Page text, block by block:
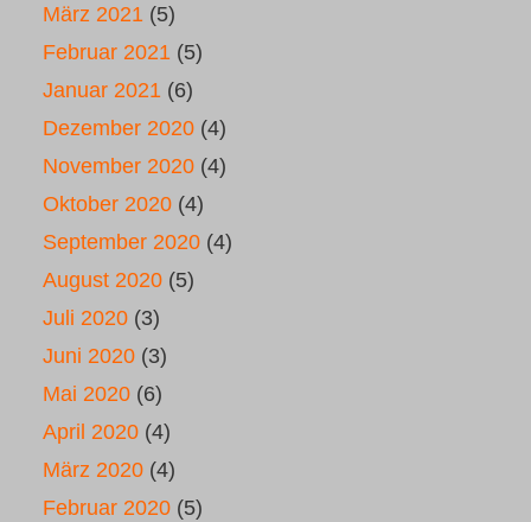
März 2021 (5)
Februar 2021 (5)
Januar 2021 (6)
Dezember 2020 (4)
November 2020 (4)
Oktober 2020 (4)
September 2020 (4)
August 2020 (5)
Juli 2020 (3)
Juni 2020 (3)
Mai 2020 (6)
April 2020 (4)
März 2020 (4)
Februar 2020 (5)